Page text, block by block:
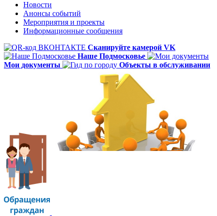
Новости
Анонсы событий
Мероприятия и проекты
Информационные сообщения
Сканируйте камерой VK
Наше Подмосковье
Мои документы
Объекты в обслуживании